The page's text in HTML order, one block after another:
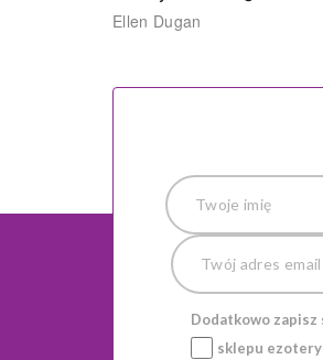
Ellen Dugan
Dodatkowo
sklepu